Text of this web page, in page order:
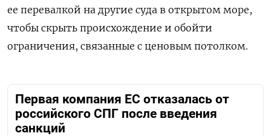
ее перевалкой на другие суда в открытом море,
чтобы скрыть происхождение и обойти
ограничения, связанные с ценовым потолком.
Первая компания ЕС отказалась от
российского СПГ после введения
санкций